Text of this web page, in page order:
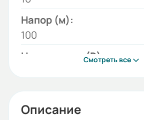
Напор (м):
100
Напряжение (В):
1В
Смотреть все
Описание